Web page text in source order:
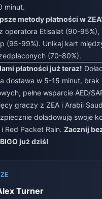
minut.
metody płatności w
operatora Etisalat (90-
(95-99%). Unikaj kart
(70-80%).
płatności już teraz!
dostawa w 5-15 minut,
pełne wsparcie AED/
graczy z ZEA i Arabii
doładowują swoje
Red Packet Rain. Zacznij
już dziś!
Turner